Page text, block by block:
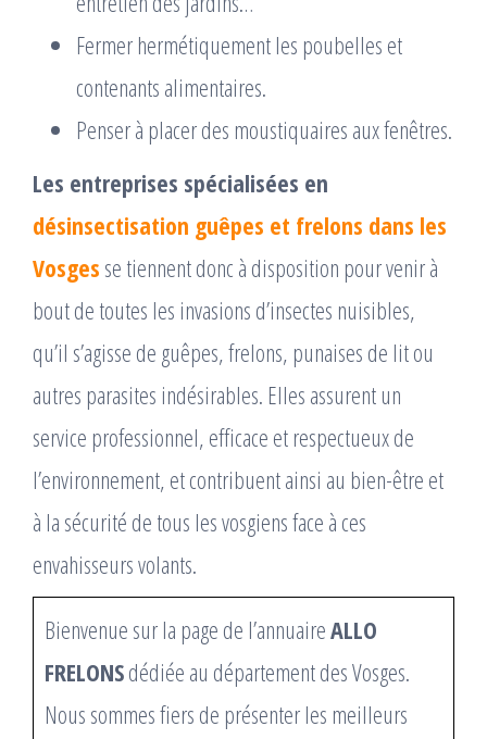
Fermer hermétiquement les poubelles et
contenants alimentaires.
Penser à placer des moustiquaires aux fenêtres.
Les entreprises spécialisées en
désinsectisation guêpes et frelons dans les
Vosges se tiennent donc à disposition pour venir à
bout de toutes les invasions d’insectes nuisibles,
qu’il s’agisse de guêpes, frelons, punaises de lit ou
autres parasites indésirables. Elles assurent un
service professionnel, efficace et respectueux de
l’environnement, et contribuent ainsi au bien-être et
à la sécurité de tous les vosgiens face à ces
envahisseurs volants.
Bienvenue sur la page de l’annuaireALLO
FRELONSdédiée au département des Vosges.
Nous sommes fiers de présenter les meilleurs